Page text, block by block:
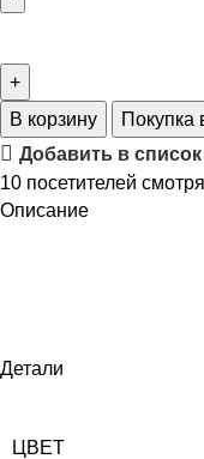
В корзину
Покупка
Добавить в
10 посетителей
Описание
Детали
ЦВЕТ